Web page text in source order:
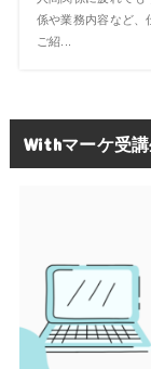
係や業務内容など、
ご紹...
Withマーケ受